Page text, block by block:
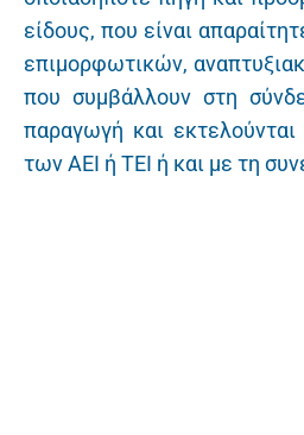
είδους, που είναι
επιμορφωτικών,
που συμβάλλουν στη
παραγωγή και
των ΑΕΙ ή ΤΕΙ ή και με τη